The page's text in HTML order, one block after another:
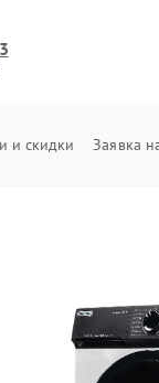
и скидки Заявка